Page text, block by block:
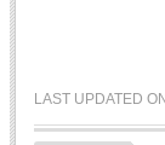
LAST UPDATED